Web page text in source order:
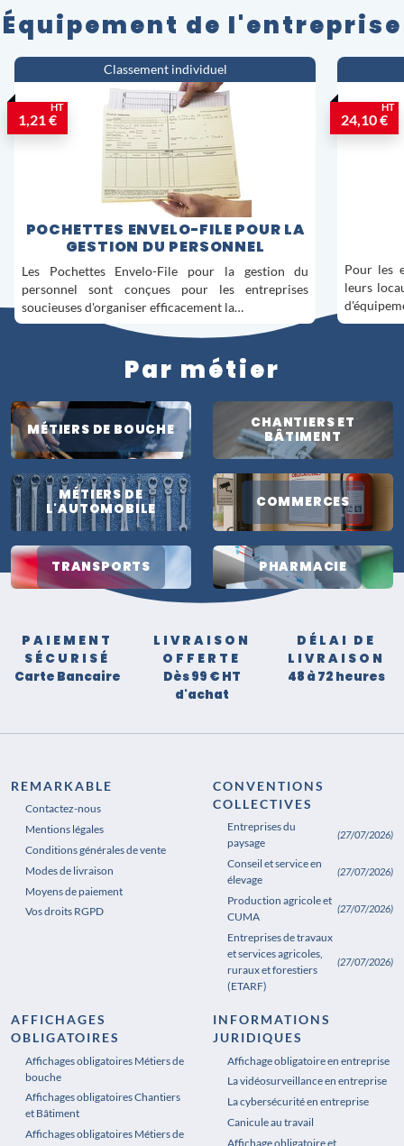
Équipement de l'entreprise
Classement individuel
1,21 €
HT
POCHETTES ENVELO-FILE POUR LA
GESTION DU PERSONNEL
Les Pochettes Envelo-File pour la gestion du
personnel sont conçues pour les entreprises
soucieuses d'organiser efficacement la…
24,10 €
HT
Pour les
leurs
Par métier
MÉTIERS DE BOUCHE
CHANTIERS ET
BÂTIMENT
MÉTIERS DE
L'AUTOMOBILE
COMMERCES
TRANSPORTS PHARMACIE
PAIEMENT
SÉCURISÉ
Carte Bancaire
LIVRAISON
OFFERTE
Dès 99 € HT
d'achat
DÉLAI DE
LIVRAISON
48 à 72 heures
REMARKABLE
Contactez-nous
Mentions légales
Conditions générales de vente
Modes de livraison
Moyens de paiement
Vos droits RGPD
CONVENTIONS
COLLECTIVES
Entreprises du
paysage
(27/07/2026)
Conseil et service en
élevage
(27/07/2026)
Production agricole et
CUMA
(27/07/2026)
Entreprises de travaux
et services agricoles,
ruraux et forestiers
(ETARF)
(27/07/2026)
AFFICHAGES
OBLIGATOIRES
Affichages obligatoires Métiers de
bouche
Affichages obligatoires Chantiers
et Bâtiment
Affichages obligatoires Métiers de
Affichages obligatoires Pharmacie
INFORMATIONS
JURIDIQUES
Affichage obligatoire en entreprise
La vidéosurveillance en entreprise
La cybersécurité en entreprise
Canicule au travail
Affichage obligatoire et